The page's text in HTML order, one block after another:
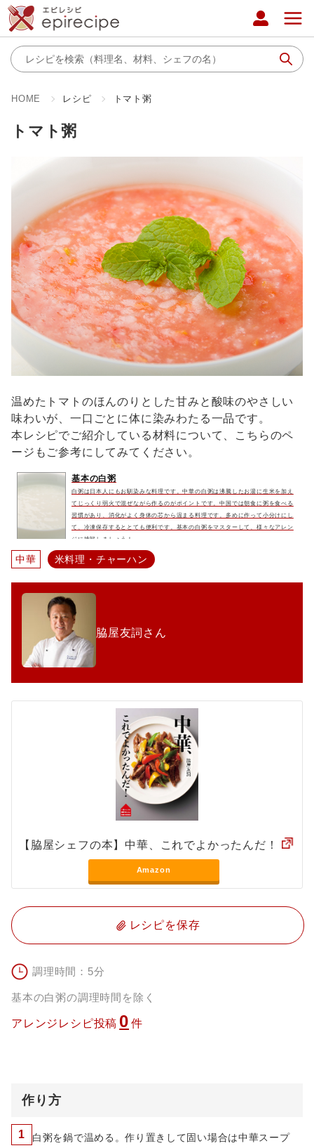
HOME レシピ トマト粥
トマト粥
温めたトマトのほんのりとした甘みと酸味のやさしい
味わいが、一口ごとに体に染みわたる一品です。
本レシピでご紹介している材料について、こちらのペ
ージもご参考にしてみてください。
基本の白粥
白粥は日本人にもお馴染みな料理です。中華の白粥は沸騰したお湯に生米を加え
てじっくり弱火で混ぜながら作るのがポイントです。中国では朝食に粥を食べる
習慣があり、消化がよく身体の芯から温まる料理です。多めに作って小分けにし
て、冷凍保存するととても便利です。基本の白粥をマスターして、様々なアレン
ジに挑戦しましょう！
中華 米料理・チャーハン
脇屋友詞さん
【脇屋シェフの本】中華、これでよかったんだ！
Amazon
レシピを保存
調理時間：5分
基本の白粥の調理時間を除く
アレンジレシピ投稿 0 件
作り方
1
白粥を鍋で温める。作り置きして固い場合は中華スープ